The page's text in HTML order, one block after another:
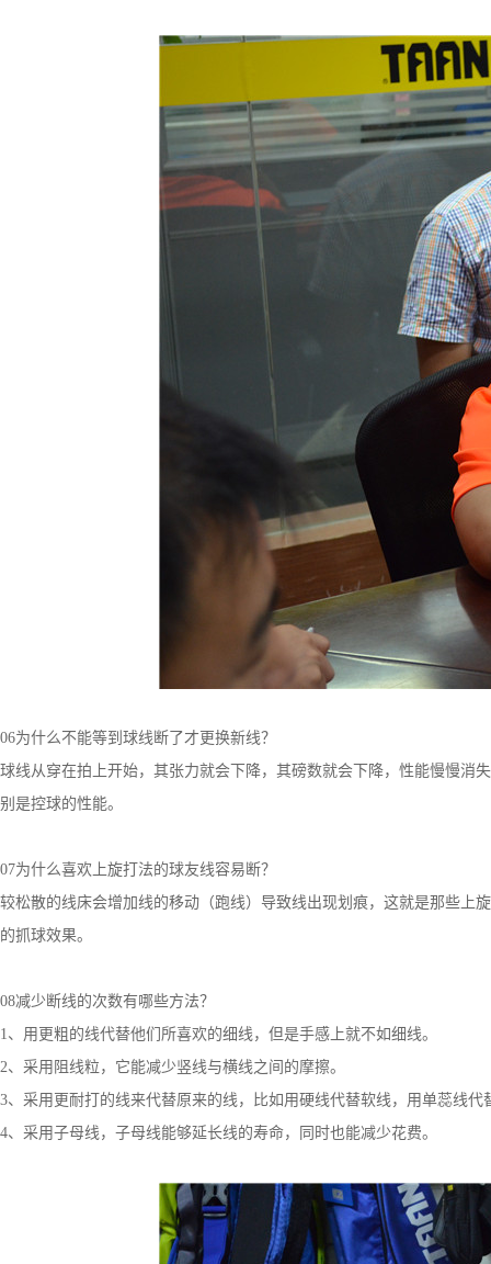
06为什么不能等到球线断了才更换新线？
球线从穿在拍上开始，其张力就会下降，其磅数就会下降，性能慢慢消
别是控球的性能。
07为什么喜欢上旋打法的球友线容易断？
较松散的线床会增加线的移动（跑线）导致线出现划痕，这就是那些上
的抓球效果。
08减少断线的次数有哪些方法？
1、用更粗的线代替他们所喜欢的细线，但是手感上就不如细线。
2、采用阻线粒，它能减少竖线与横线之间的摩擦。
3、采用更耐打的线来代替原来的线，比如用硬线代替软线，用单蕊线代
4、采用子母线，子母线能够延长线的寿命，同时也能减少花费。